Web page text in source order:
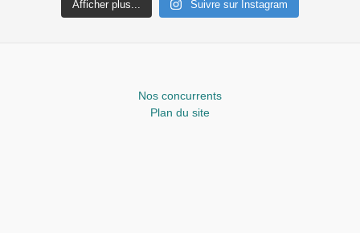
Afficher plus... Suivre sur Instagram
Nos concurrents
Plan du site